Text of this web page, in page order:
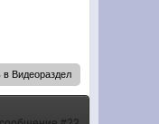
в Видеораздел